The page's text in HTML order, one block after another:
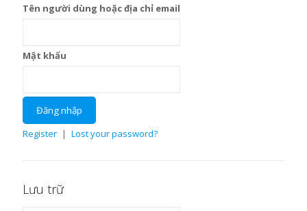
Tên người dùng hoặc địa chỉ email
Mật khẩu
Register | Lost your password?
Lưu trữ